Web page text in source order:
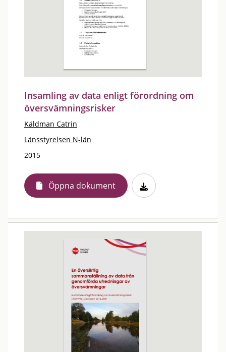
Insamling av data enligt förordning om
översvämningsrisker
Käldman Catrin
Länsstyrelsen N-län
2015
Öppna dokument